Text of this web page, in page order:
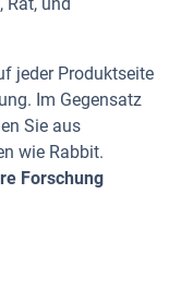
jeder Produktseite
Im Gegensatz
Sie aus
wie Rabbit.
Forschung